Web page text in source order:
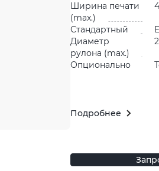
Ширина печати
(max.)
Стандартный
Диаметр
рулона (max.)
Опционально
Подробнее